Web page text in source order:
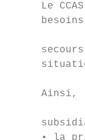
Le
Ainsi,
• la